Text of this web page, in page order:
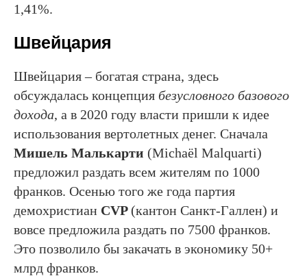
1,41%.
Швейцария
Швейцария – богатая страна, здесь
обсуждалась концепция безусловного базового
дохода, а в 2020 году власти пришли к идее
использования вертолетных денег. Сначала
Мишель Малькарти (Michaël Malquarti)
предложил раздать всем жителям по 1000
франков. Осенью того же года партия
демохристиан CVP (кантон Санкт-Галлен) и
вовсе предложила раздать по 7500 франков.
Это позволило бы закачать в экономику 50+
млрд франков.